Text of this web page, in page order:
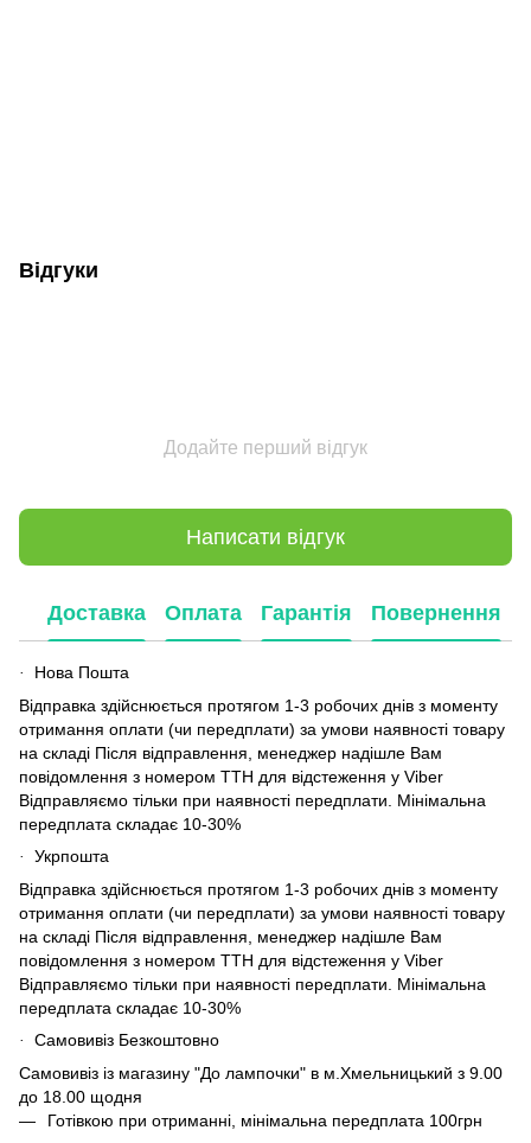
Відгуки
Додайте перший відгук
Написати відгук
Доставка Оплата Гарантія Повернення
·
Нова Пошта
Відправка здійснюється протягом 1-3 робочих днів з моменту
отримання оплати (чи передплати) за умови наявності товару
на складі Після відправлення, менеджер надішле Вам
повідомлення з номером ТТН для відстеження у Viber
Відправляємо тільки при наявності передплати. Мінімальна
передплата складає 10-30%
·
Укрпошта
Відправка здійснюється протягом 1-3 робочих днів з моменту
отримання оплати (чи передплати) за умови наявності товару
на складі Після відправлення, менеджер надішле Вам
повідомлення з номером ТТН для відстеження у Viber
Відправляємо тільки при наявності передплати. Мінімальна
передплата складає 10-30%
·
Самовивіз Безкоштовно
Самовивіз із магазину "До лампочки" в м.Хмельницький з 9.00
до 18.00 щодня
Готівкою при отриманні, мінімальна передплата 100грн